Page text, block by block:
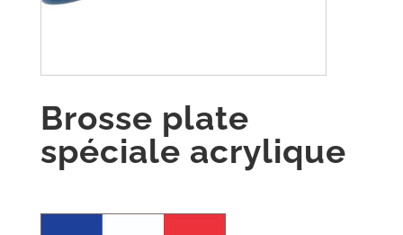
Brosse plate
spéciale acrylique